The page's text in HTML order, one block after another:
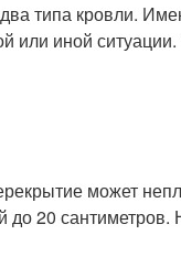
типа кровли.
или иной
может
до 20 сантиметров.